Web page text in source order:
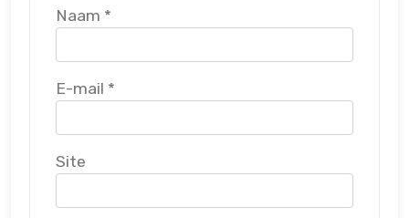
Naam *
E-mail *
Site